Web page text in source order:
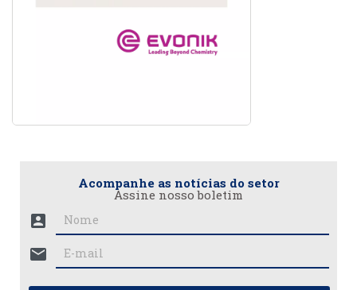
Acompanhe as notícias do setor
Assine nosso boletim
account_box
mail